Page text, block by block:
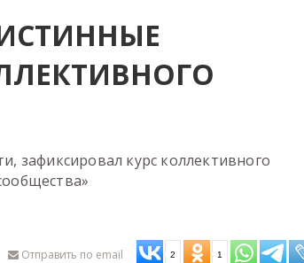
зафиксировал курс коллективного
Отправить по email 2 1